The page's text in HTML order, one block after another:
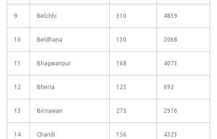
9 Belchhi 310 4839
10 Beldhana 130 2068
11 Bhagwanpur 168 4073
12 Bheria 125 692
13 Birnawan 275 2976
14 Chandi 156 4323